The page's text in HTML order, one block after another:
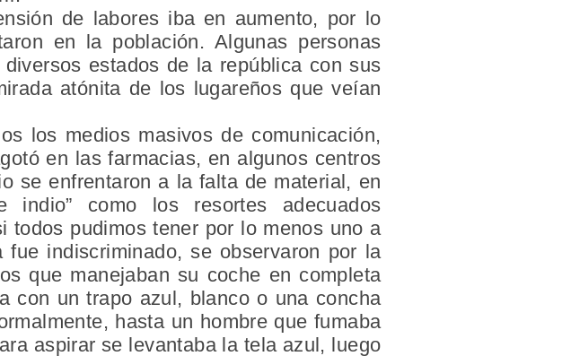
de labores iba en aumento, por lo
en la población. Algunas personas
estados de la república con sus
atónita de los lugareños que veían
los medios masivos de comunicación,
en las farmacias, en algunos centros
se enfrentaron a la falta de material, en
como los resortes adecuados
todos pudimos tener por lo menos uno a
indiscriminado, se observaron por la
que manejaban su coche en completa
con un trapo azul, blanco o una concha
hasta un hombre que fumaba
aspirar se levantaba la tela azul, luego